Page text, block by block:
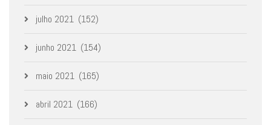
julho 2021 (152)
junho 2021 (154)
maio 2021 (165)
abril 2021 (166)